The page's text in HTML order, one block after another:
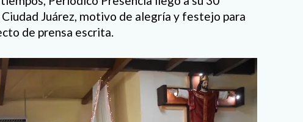
Juárez, motivo de alegría y festejo para
de prensa escrita.